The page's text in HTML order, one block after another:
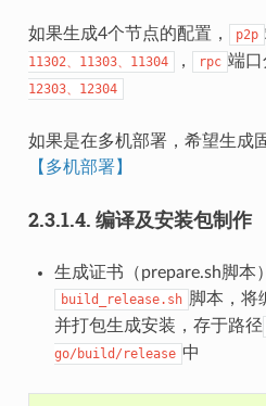
如果生成4个节点的配置， p2p
11302、11303、11304
， rpc 端口
12303、12304
如果是在多机部署，希望生成
【多机部署】
2.3.1.4. 编译及安装包制作
生成证书（prepare.sh脚本
build_release.sh 脚本，将
并打包生成安装，存于路径
go/build/release 中